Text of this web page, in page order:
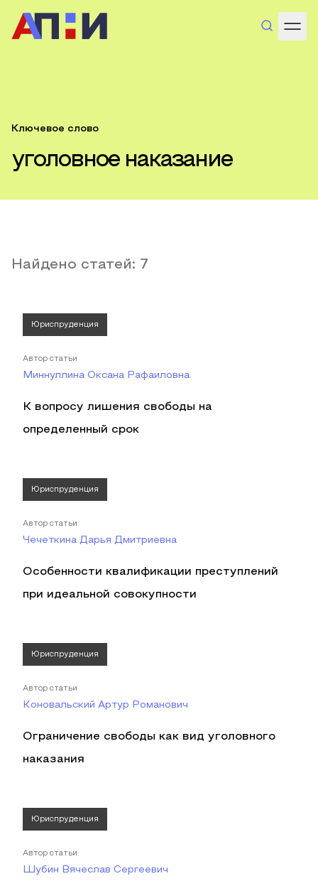
Ключевое слово
уголовное наказание
Найдено статей: 7
Юриспруденция
Автор статьи
Миннуллина Оксана Рафаиловна.
К вопросу лишения свободы на
определенный срок
Юриспруденция
Автор статьи
Чечеткина Дарья Дмитриевна
Особенности квалификации преступлений
при идеальной совокупности
Юриспруденция
Автор статьи
Коновальский Артур Романович
Ограничение свободы как вид уголовного
наказания
Юриспруденция
Автор статьи
Шубин Вячеслав Сергеевич